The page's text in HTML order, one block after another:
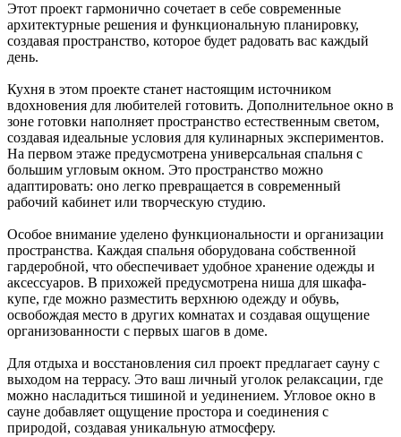
Этот проект гармонично сочетает в себе современные
архитектурные решения и функциональную планировку,
создавая пространство, которое будет радовать вас каждый
день.
Кухня в этом проекте станет настоящим источником
вдохновения для любителей готовить. Дополнительное окно в
зоне готовки наполняет пространство естественным светом,
создавая идеальные условия для кулинарных экспериментов.
На первом этаже предусмотрена универсальная спальня с
большим угловым окном. Это пространство можно
адаптировать: оно легко превращается в современный
рабочий кабинет или творческую студию.
Особое внимание уделено функциональности и организации
пространства. Каждая спальня оборудована собственной
гардеробной, что обеспечивает удобное хранение одежды и
аксессуаров. В прихожей предусмотрена ниша для шкафа-
купе, где можно разместить верхнюю одежду и обувь,
освобождая место в других комнатах и создавая ощущение
организованности с первых шагов в доме.
Для отдыха и восстановления сил проект предлагает сауну с
выходом на террасу. Это ваш личный уголок релаксации, где
можно насладиться тишиной и уединением. Угловое окно в
сауне добавляет ощущение простора и соединения с
природой, создавая уникальную атмосферу.